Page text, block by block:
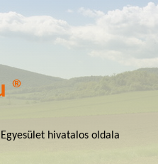
®
hivatalos oldala